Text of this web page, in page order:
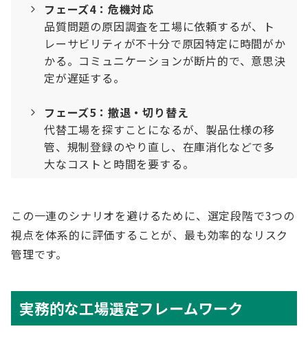
フェーズ4：危機対応
品質問題の原因調査を工場に依頼するが、ト
レーサビリティが不十分で原因特定に時間がか
かる。コミュニケーションが断片的で、意思決
定が遅延する。
フェーズ5：撤退・切り替え
代替工場を探すことになるが、製品仕様の移
管、規制登録のやり直し、在庫消化などで多
大なコストと時間を要する。
この一連のシナリオを避けるために、選定段階で3つの
視点を体系的に評価することが、最も効率的なリスク
管理です。
実務的な工場選定フレームワーク